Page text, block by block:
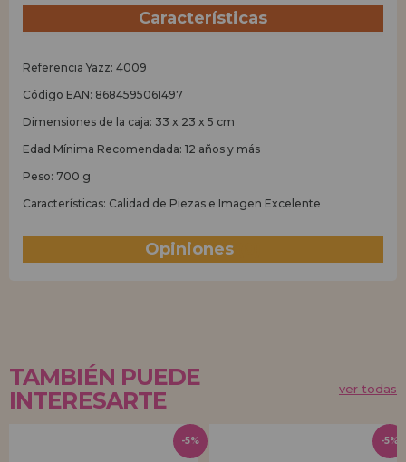
Características
Referencia Yazz: 4009
Código EAN: 8684595061497
Dimensiones de la caja: 33 x 23 x 5 cm
Edad Mínima Recomendada: 12 años y más
Peso: 700 g
Características: Calidad de Piezas e Imagen Excelente
Opiniones
TAMBIÉN PUEDE
INTERESARTE
ver todas
-5% -5%